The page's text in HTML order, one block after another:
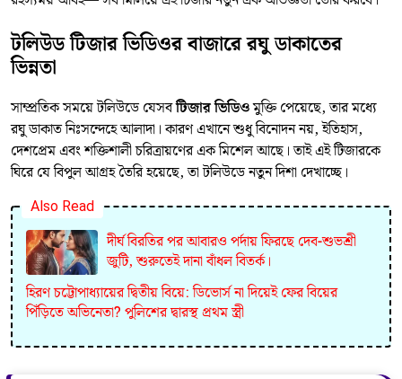
টলিউড টিজার ভিডিওর বাজারে রঘু ডাকাতের
ভিন্নতা
সাম্প্রতিক সময়ে টলিউডে যেসবটিজার ভিডিওমুক্তি পেয়েছে, তার মধ্যে
রঘু ডাকাত নিঃসন্দেহে আলাদা। কারণ এখানে শুধু বিনোদন নয়, ইতিহাস,
দেশপ্রেম এবং শক্তিশালী চরিত্রায়ণের এক মিশেল আছে। তাই এই টিজারকে
ঘিরে যে বিপুল আগ্রহ তৈরি হয়েছে, তা টলিউডে নতুন দিশা দেখাচ্ছে।
Also Read
দীর্ঘ বিরতির পর আবারও পর্দায় ফিরছে দেব-শুভশ্রী
জুটি, শুরুতেই দানা বাঁধল বিতর্ক।
হিরণ চট্টোপাধ্যায়ের দ্বিতীয় বিয়ে: ডিভোর্স না দিয়েই ফের বিয়ের
পিঁড়িতে অভিনেতা? পুলিশের দ্বারস্থ প্রথম স্ত্রী